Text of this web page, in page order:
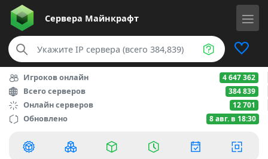
Сервера Майнкрафт
Игроков онлайн 4 647 362
Всего серверов 384 839
Онлайн серверов 12 701
Обновлено 8 авг. в 18:30